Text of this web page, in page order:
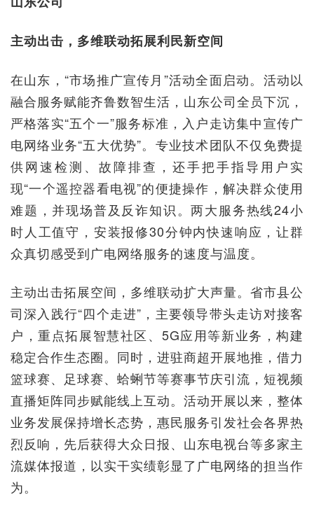
主动出击，多维联动拓展利民新空间
在山东，“市场推广宣传月”活动全面启动。活动以
融合服务赋能齐鲁数智生活，山东公司全员下沉，
严格落实“五个一”服务标准，入户走访集中宣传广
电网络业务“五大优势”。专业技术团队不仅免费提
供网速检测、故障排查，还手把手指导用户实
现“一个遥控器看电视”的便捷操作，解决群众使用
难题，并现场普及反诈知识。两大服务热线24小
时人工值守，安装报修30分钟内快速响应，让群
众真切感受到广电网络服务的速度与温度。
主动出击拓展空间，多维联动扩大声量。省市县公
司深入践行“四个走进”，主要领导带头走访对接客
户，重点拓展智慧社区、5G应用等新业务，构建
稳定合作生态圈。同时，进驻商超开展地推，借力
篮球赛、足球赛、蛤蜊节等赛事节庆引流，短视频
直播矩阵同步赋能线上互动。活动开展以来，整体
业务发展保持增长态势，惠民服务引发社会各界热
烈反响，先后获得大众日报、山东电视台等多家主
流媒体报道，以实干实绩彰显了广电网络的担当作
为。